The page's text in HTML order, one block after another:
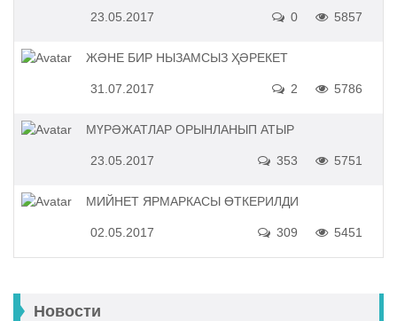
23.05.2017 5857
0
ЖӘНЕ БИР НЫЗАМСЫЗ ҲӘРЕКЕТ
31.07.2017 5786
2
МҮРӘЖАТЛАР ОРЫНЛАНЫП АТЫР
23.05.2017 5751
353
МИЙНЕТ ЯРМАРКАСЫ ӨТКЕРИЛДИ
02.05.2017 5451
309
Новости